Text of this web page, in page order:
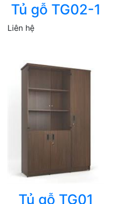
Tủ gỗ TG02-1
Liên hệ
Tủ gỗ TG01